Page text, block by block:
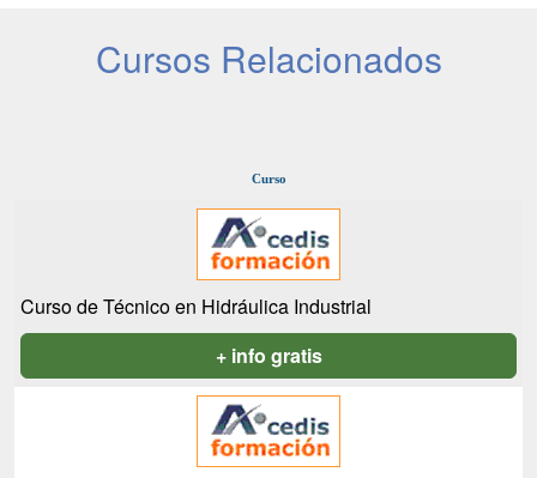
Cursos Relacionados
Curso
Curso de Técnico en Hidráulica Industrial
+ info gratis